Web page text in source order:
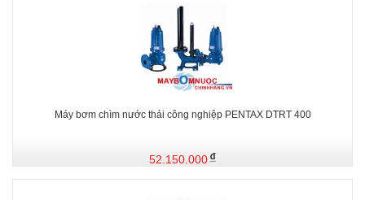
Máy bơm chìm nước thải công nghiệp PENTAX DTRT 400
52.150.000